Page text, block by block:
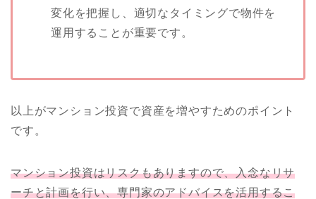
変化を把握し、適切なタイミングで物件を
運用することが重要です。
以上がマンション投資で資産を増やすためのポイント
です。
マンション投資はリスクもありますので、入念なリサ
ーチと計画を行い、専門家のアドバイスを活用するこ